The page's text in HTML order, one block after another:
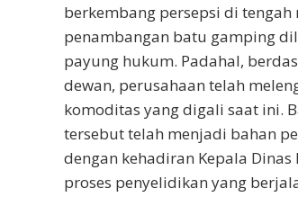
berkembang persepsi di
penambangan batu gamping
payung hukum. Padahal,
dewan, perusahaan telah
komoditas yang digali saat ini.
tersebut telah menjadi bahan
dengan kehadiran Kepala Dinas
proses penyelidikan yang